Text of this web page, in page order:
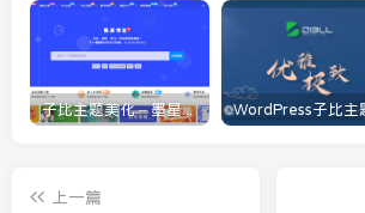
子比主题美化 – 墨星博客全部美化教程分享
上一篇